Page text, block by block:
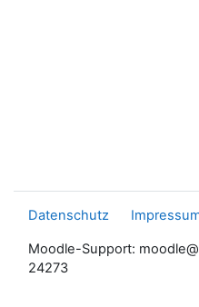
Datenschutz
Moodle-Support:
24273